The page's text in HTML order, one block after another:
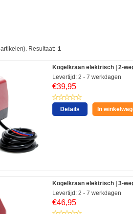
artikelen). Resultaat: 1
Kogelkraan elektrisch | 2-
Levertijd: 2 - 7 werkdagen
€39,95
Details In
Kogelkraan elektrisch | 3-
Levertijd: 2 - 7 werkdagen
€46,95